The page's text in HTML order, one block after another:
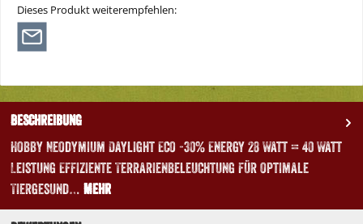
Dieses Produkt weiterempfehlen:
Beschreibung
Hobby Neodymium Daylight Eco -30% Energy 28 Watt = 40 Watt
Leistung Effiziente Terrarienbeleuchtung für optimale
Tiergesund… Mehr